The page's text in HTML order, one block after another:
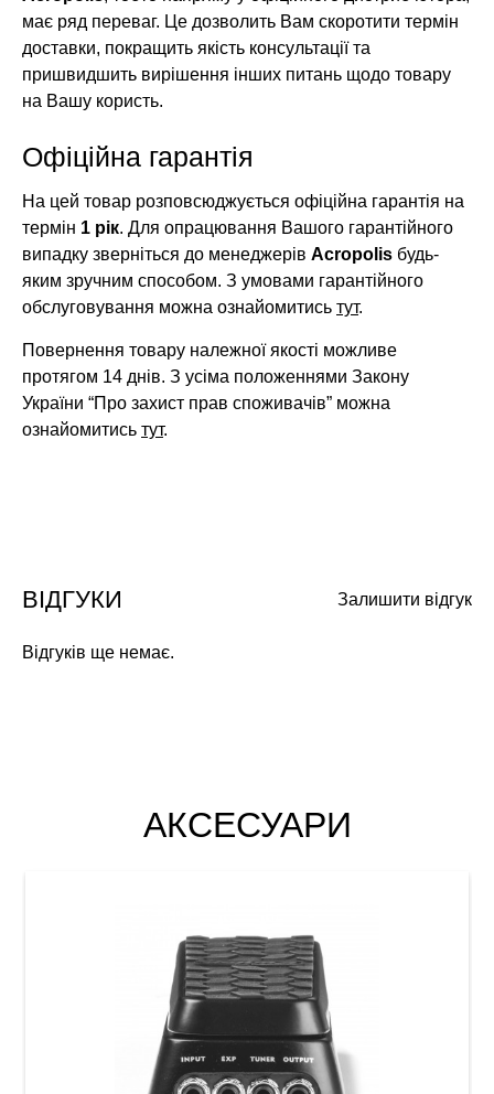
має ряд переваг. Це дозволить Вам скоротити термін
доставки, покращить якість консультації та
пришвидшить вирішення інших питань щодо товару
на Вашу користь.
Офіційна гарантія
На цей товар розповсюджується офіційна гарантія на
термін 1 рік. Для опрацювання Вашого гарантійного
випадку зверніться до менеджерів Acropolis будь-
яким зручним способом. З умовами гарантійного
обслуговування можна ознайомитись тут.
Повернення товару належної якості можливе
протягом 14 днів. З усіма положеннями Закону
України “Про захист прав споживачів” можна
ознайомитись тут.
Залишити відгук
ВІДГУКИ
Відгуків ще немає.
АКСЕСУАРИ